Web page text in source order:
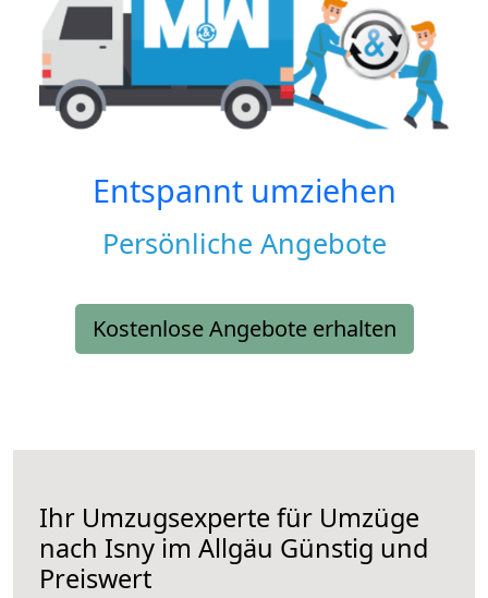
Entspannt umziehen
Persönliche Angebote
Kostenlose Angebote erhalten
Ihr Umzugsexperte für Umzüge
nach Isny im Allgäu Günstig und
Preiswert